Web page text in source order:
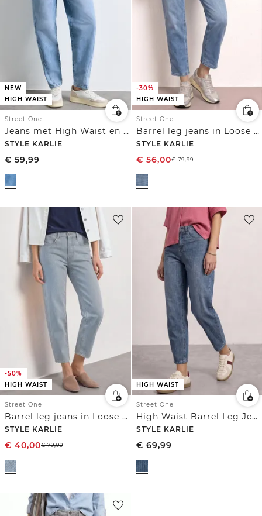
NEW
HIGH WAIST
Street One
Jeans met High Waist en wijd uitlopende pijpen in een Loose Fit pasvorm
STYLE KARLIE
€ 59,99
-30%
HIGH WAIST
Street One
Barrel leg jeans in Loose Fit
STYLE KARLIE
€ 56,00€79,99
-50%
HIGH WAIST
Street One
Barrel leg jeans in Loose Fit met strepen
STYLE KARLIE
€ 40,00€79,99
HIGH WAIST
Street One
High Waist Barrel Leg Jeans met strepen
STYLE KARLIE
€ 69,99